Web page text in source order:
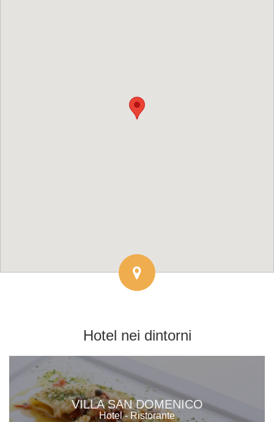
Hotel nei dintorni
VILLA SAN DOMENICO
Hotel - Ristorante